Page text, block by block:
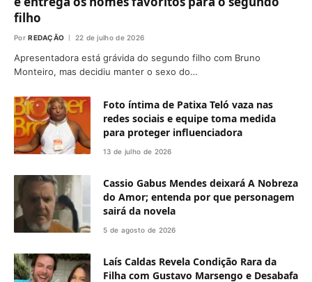
filho
Por REDAÇÃO 22 de julho de 2026
Apresentadora está grávida do segundo filho com Bruno
Monteiro, mas decidiu manter o sexo do…
Foto íntima de Patixa Teló vaza nas
redes sociais e equipe toma medida
para proteger influenciadora
13 de julho de 2026
Cassio Gabus Mendes deixará A Nobreza
do Amor; entenda por que personagem
sairá da novela
5 de agosto de 2026
Laís Caldas Revela Condição Rara da
Filha com Gustavo Marsengo e Desabafa